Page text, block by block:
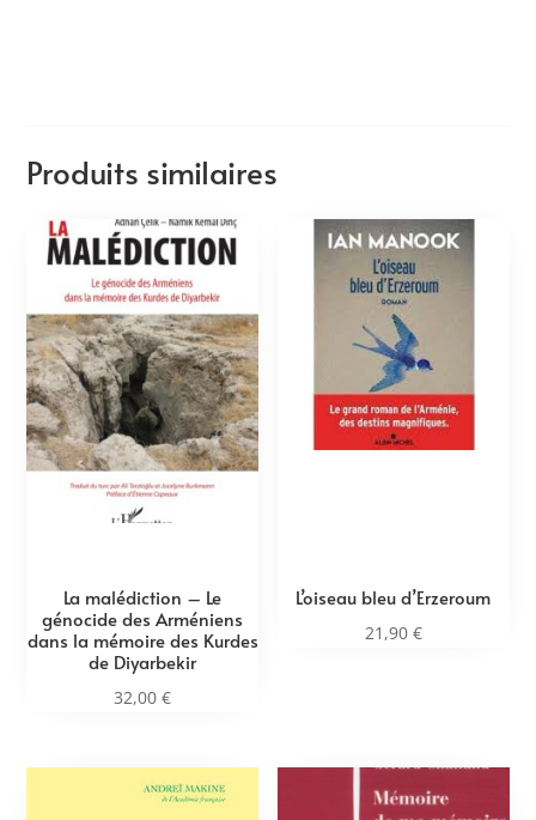
Produits similaires
La malédiction – Le
génocide des Arméniens
dans la mémoire des Kurdes
de Diyarbekir
32,00€
L’oiseau bleu d’Erzeroum
21,90 €